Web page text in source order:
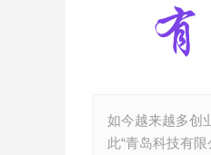
如今越来越多创
此“青岛科技有